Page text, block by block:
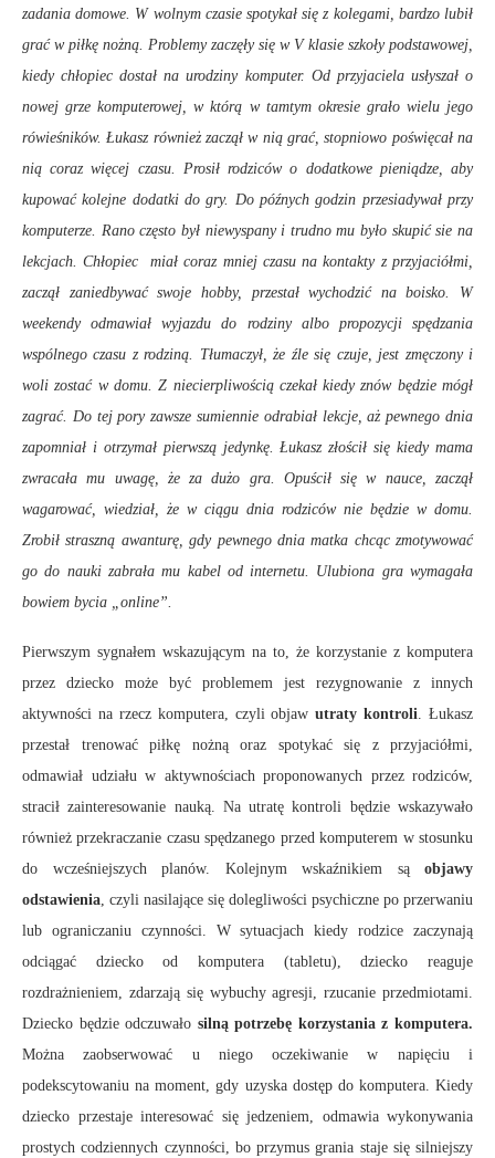
zadania domowe. W wolnym czasie spotykał się z kolegami, bardzo lubił
grać w piłkę nożną. Problemy zaczęły się w V klasie szkoły podstawowej,
kiedy chłopiec dostał na urodziny komputer. Od przyjaciela usłyszał o
nowej grze komputerowej, w którą w tamtym okresie grało wielu jego
rówieśników. Łukasz również zaczął w nią grać, stopniowo poświęcał na
nią coraz więcej czasu. Prosił rodziców o dodatkowe pieniądze, aby
kupować kolejne dodatki do gry. Do późnych godzin przesiadywał przy
komputerze. Rano często był niewyspany i trudno mu było skupić sie na
lekcjach. Chłopiec miał coraz mniej czasu na kontakty z przyjaciółmi,
zaczął zaniedbywać swoje hobby, przestał wychodzić na boisko. W
weekendy odmawiał wyjazdu do rodziny albo propozycji spędzania
wspólnego czasu z rodziną. Tłumaczył, że źle się czuje, jest zmęczony i
woli zostać w domu. Z niecierpliwością czekał kiedy znów będzie mógł
zagrać. Do tej pory zawsze sumiennie odrabiał lekcje, aż pewnego dnia
zapomniał i otrzymał pierwszą jedynkę. Łukasz złościł się kiedy mama
zwracała mu uwagę, że za dużo gra. Opuścił się w nauce, zaczął
wagarować, wiedział, że w ciągu dnia rodziców nie będzie w domu.
Zrobił straszną awanturę, gdy pewnego dnia matka chcąc zmotywować
go do nauki zabrała mu kabel od internetu. Ulubiona gra wymagała
bowiem bycia „online”.
Pierwszym sygnałem wskazującym na to, że korzystanie z komputera
przez dziecko może być problemem jest rezygnowanie z innych
aktywności na rzecz komputera, czyli objaw utraty kontroli. Łukasz
przestał trenować piłkę nożną oraz spotykać się z przyjaciółmi,
odmawiał udziału w aktywnościach proponowanych przez rodziców,
stracił zainteresowanie nauką. Na utratę kontroli będzie wskazywało
również przekraczanie czasu spędzanego przed komputerem w stosunku
do wcześniejszych planów. Kolejnym wskaźnikiem są objawy
odstawienia, czyli nasilające się dolegliwości psychiczne po przerwaniu
lub ograniczaniu czynności. W sytuacjach kiedy rodzice zaczynają
odciągać dziecko od komputera (tabletu), dziecko reaguje
rozdrażnieniem, zdarzają się wybuchy agresji, rzucanie przedmiotami.
Dziecko będzie odczuwało silną potrzebę korzystania z komputera.
Można zaobserwować u niego oczekiwanie w napięciu i
podekscytowaniu na moment, gdy uzyska dostęp do komputera. Kiedy
dziecko przestaje interesować się jedzeniem, odmawia wykonywania
prostych codziennych czynności, bo przymus grania staje się silniejszy